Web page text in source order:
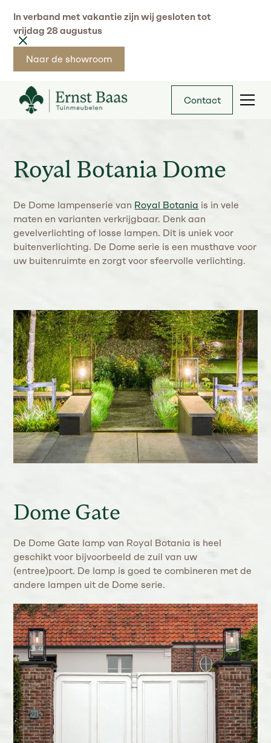
In verband met vakantie zijn wij gesloten tot
vrijdag 28 augustus
Naar de showroom
Contact
Royal Botania Dome
De Dome lampenserie van Royal Botania is in vele
maten en varianten verkrijgbaar. Denk aan
gevelverlichting of losse lampen. Dit is uniek voor
buitenverlichting. De Dome serie is een musthave voor
uw buitenruimte en zorgt voor sfeervolle verlichting.
Dome Gate
De Dome Gate lamp van Royal Botania is heel
geschikt voor bijvoorbeeld de zuil van uw
(entree)poort. De lamp is goed te combineren met de
andere lampen uit de Dome serie.